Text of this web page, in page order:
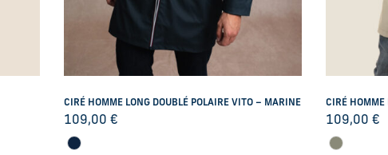
CIRÉ HOMME LONG DOUBLÉ POLAIRE VITO – MARINE
109,00 €
CIRÉ HOMME
109,00€